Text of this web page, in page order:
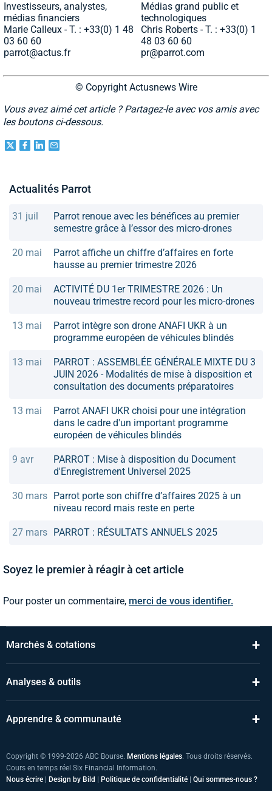
Investisseurs, analystes,
médias financiers
Marie Calleux - T. : +33(0) 1 48
03 60 60
parrot@actus.fr
Médias grand public et
technologiques
Chris Roberts - T. : +33(0) 1
48 03 60 60
pr@parrot.com
© Copyright Actusnews Wire
Vous avez aimé cet article ? Partagez-le avec vos amis avec
les boutons ci-dessous.
Actualités Parrot
31 juil
Parrot renoue avec les bénéfices au premier
semestre grâce à l’essor des micro-drones
20 mai
Parrot affiche un chiffre d’affaires en forte
hausse au premier trimestre 2026
20 mai
ACTIVITÉ DU 1er TRIMESTRE 2026 : Un
nouveau trimestre record pour les micro-drones
13 mai
Parrot intègre son drone ANAFI UKR à un
programme européen de véhicules blindés
13 mai
PARROT : ASSEMBLÉE GÉNÉRALE MIXTE DU 3
JUIN 2026 - Modalités de mise à disposition et
consultation des documents préparatoires
13 mai
Parrot ANAFI UKR choisi pour une intégration
dans le cadre d'un important programme
européen de véhicules blindés
9 avr
PARROT : Mise à disposition du Document
d'Enregistrement Universel 2025
30 mars Parrot porte son chiffre d’affaires 2025 à un
niveau record mais reste en perte
27 mars PARROT : RÉSULTATS ANNUELS 2025
Soyez le premier à réagir à cet article
Pour poster un commentaire, merci de vous identifier.
Marchés & cotations +
Analyses & outils +
Apprendre & communauté +
Copyright © 1999-2026 ABC Bourse. Mentions légales. Tous droits réservés.
Cours en temps réel Six Financial Information.
Nous écrire | Design by Bild | Politique de confidentialité | Qui sommes-nous ?